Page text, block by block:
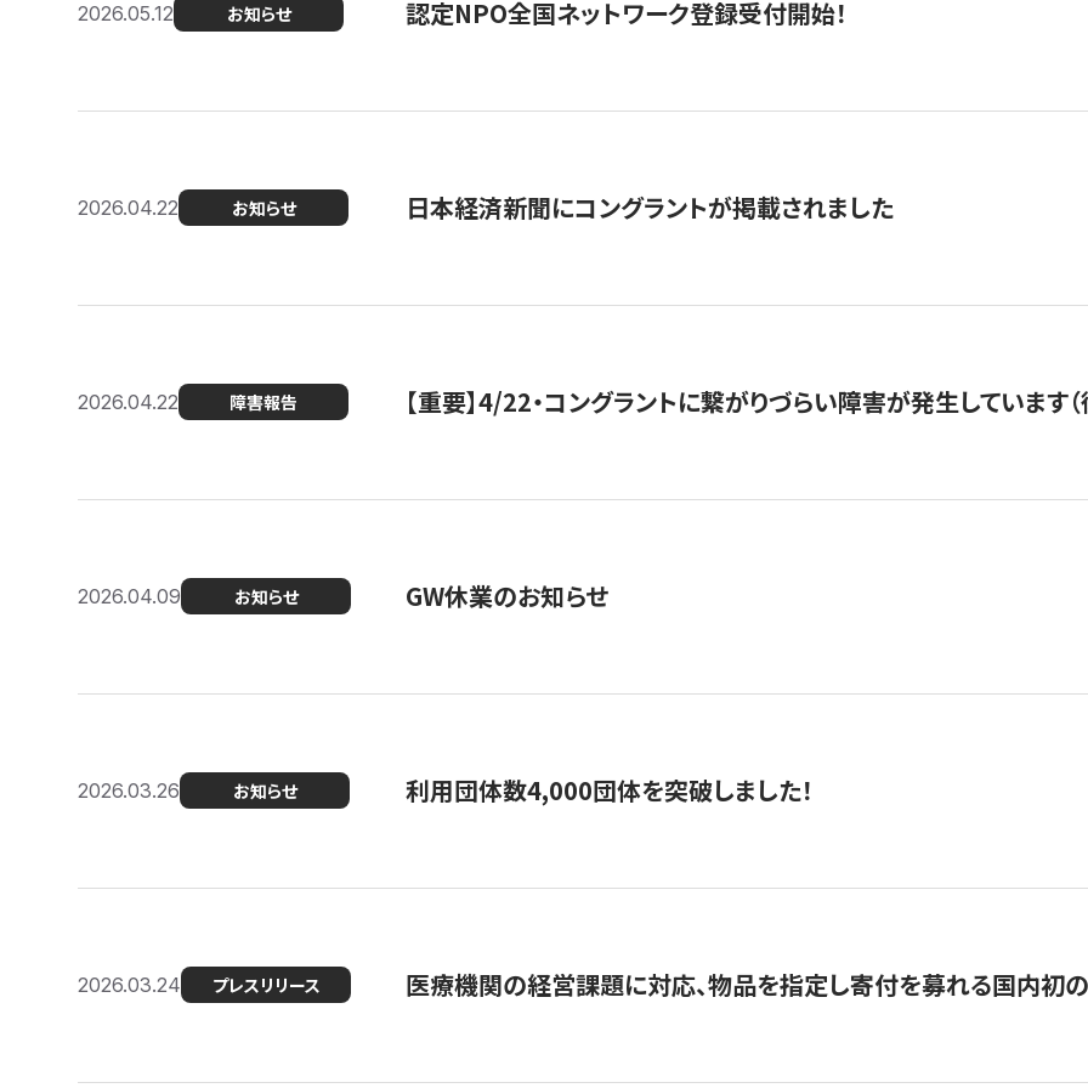
2026.05.12 お知らせ 認定NPO全国ネットワーク登録受付開始！
2026.04.22 お知らせ 日本経済新聞にコングラントが掲載されました
2026.04.22 障害報告 【重要】4/22・コングラントに繋がりづらい障害が発生しています（
2026.04.09 お知らせ GW休業のお知らせ
2026.03.26 お知らせ 利用団体数4,000団体を突破しました！
2026.03.24 プレスリリース 医療機関の経営課題に対応、物品を指定し寄付を募れる国内初の